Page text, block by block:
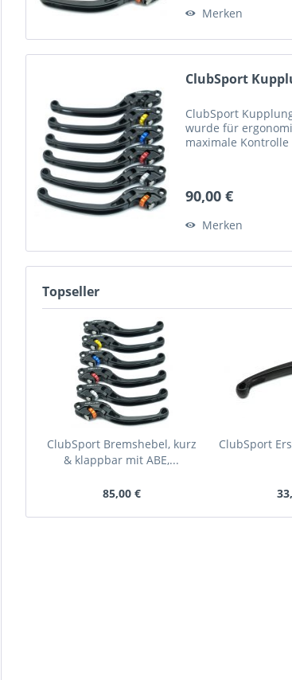
Merken
ClubSport
ClubSport
wurde für
maximale Kontrolle
90,00 €
Merken
Topseller
ClubSport Bremshebel, kurz
& klappbar mit ABE,...
85,00 €
ClubSport